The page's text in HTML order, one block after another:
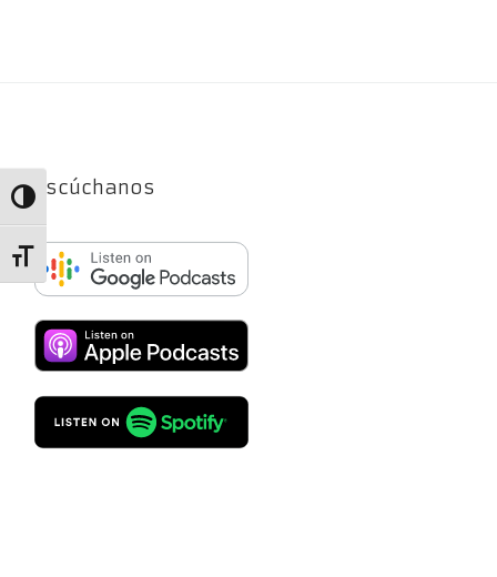
Alternar alto contraste
Alternar tamaño de letra
Escúchanos